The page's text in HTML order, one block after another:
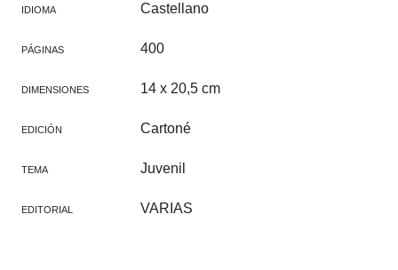
IDIOMA Castellano
PÁGINAS 400
DIMENSIONES 14 x 20,5 cm
EDICIÓN Cartoné
TEMA Juvenil
EDITORIAL VARIAS